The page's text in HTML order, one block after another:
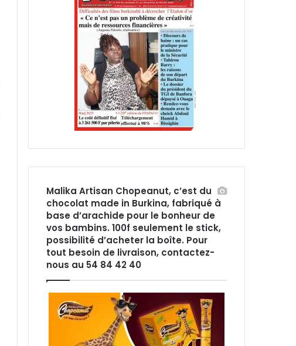
Malika Artisan Chopeanut, c’est du
chocolat made in Burkina, fabriqué à
base d’arachide pour le bonheur de
vos bambins. 100f seulement le stick,
possibilité d’acheter la boîte. Pour
tout besoin de livraison, contactez-
nous au 54 84 42 40